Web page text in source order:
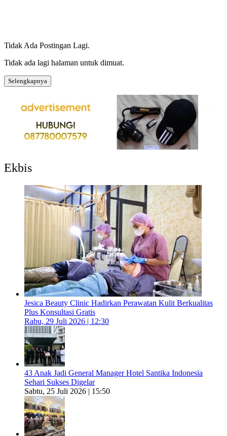
Tidak Ada Postingan Lagi.
Tidak ada lagi halaman untuk dimuat.
Selengkapnya
Ekbis
Jesica Beauty Clinic Hadirkan Perawatan Kulit Berkualitas
Plus Konsultasi Gratis
Rabu, 29 Juli 2026 | 12:30
43 Anak Jadi General Manager Hotel Santika Indonesia
Sehari Sukses Digelar
Sabtu, 25 Juli 2026 | 15:50